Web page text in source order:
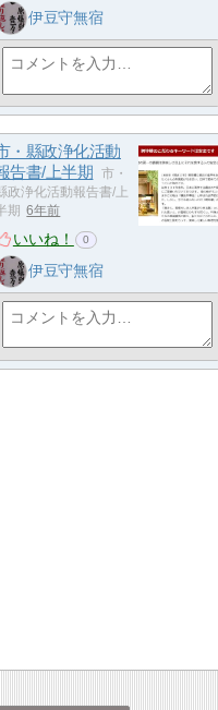
伊豆守無宿
・縣政浄化活動
告書/上半期
市・
政浄化活動報告書/上
期
6年前
いいね！ 0
伊豆守無宿